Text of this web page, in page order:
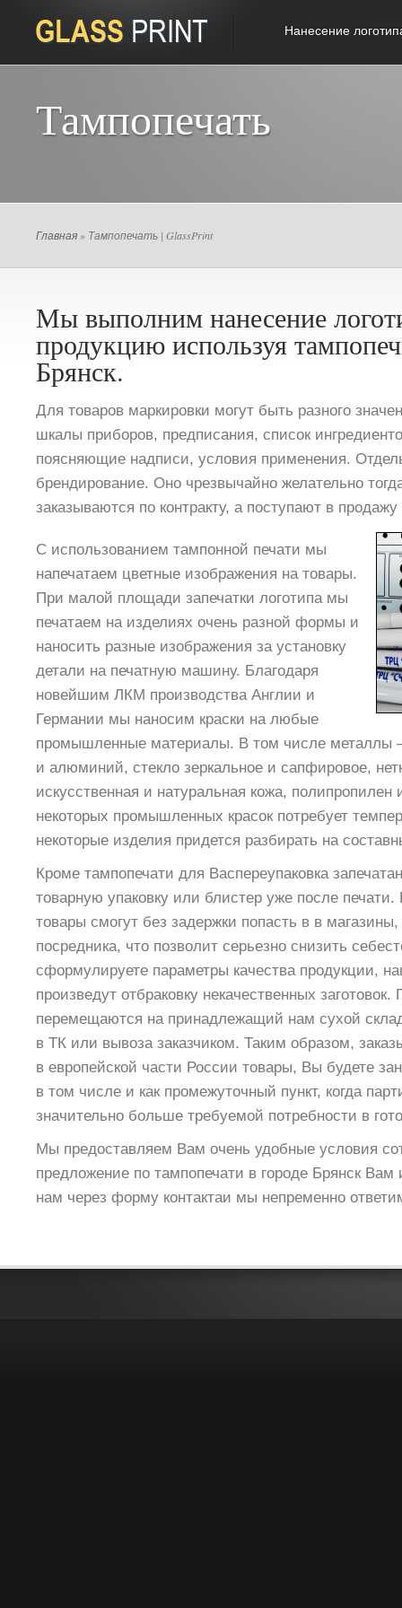
Нанесение
Тампопечать
Главная » Тампопечать | GlassPrint
Мы выполним нанесение
продукцию используя
Брянск.
Для товаров маркировки могут быть разного
шкалы приборов, предписания, список
поясняющие надписи, условия применения.
брендирование. Оно чрезвычайно желательно
заказываются по контракту, а поступают в
С использованием тампонной печати мы
напечатаем цветные изображения на товары.
При малой площади запечатки логотипа мы
печатаем на изделиях очень разной формы и
наносить разные изображения за установку
детали на печатную машину. Благодаря
новейшим ЛКМ производства Англии и
Германии мы наносим краски на любые
промышленные материалы. В том числе металлы
и алюминий, стекло зеркальное и сапфировое,
искусственная и натуральная кожа,
некоторых промышленных красок потребует
некоторые изделия придется разбирать на
Кроме тампопечати для Васпереупаковка
товарную упаковку или блистер уже после
товары cмогут без задержки попасть в в
посредника, что позволит серьезно снизить
сформулируете параметры качества продукции,
произведут отбраковку некачественных
перемещаются на принадлежащий нам сухой
в ТК или вывоза заказчиком. Таким образом,
в европейской части России товары, Вы будете
в том числе и как промежуточный пункт, когда
значительно больше требуемой потребности в
Мы предоставляем Вам очень удобные условия
предложение по тампопечати в городе Брянск
нам через форму контактаи мы непременно